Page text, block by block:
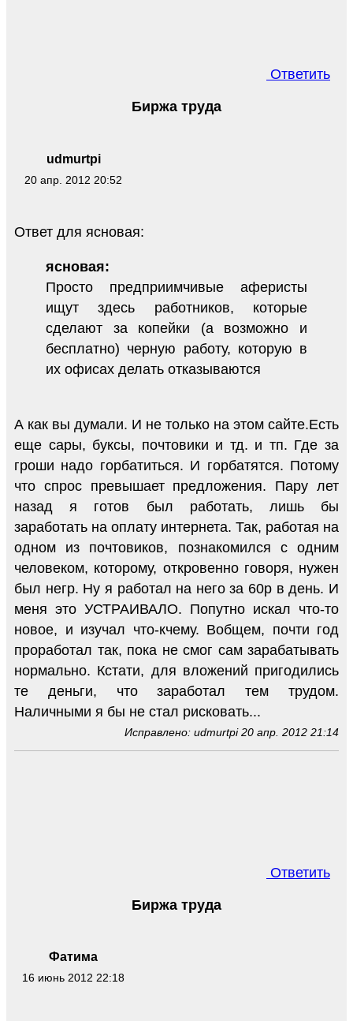
Ответить
udmurtpi
20 апр. 2012 20:52
Биржа труда
Ответ для ясновая:
ясновая:
Просто предприимчивые аферисты
ищут здесь работников, которые
сделают за копейки (а возможно и
бесплатно) черную работу, которую в
их офисах делать отказываются
А как вы думали. И не только на этом сайте.Есть
еще сары, буксы, почтовики и тд. и тп. Где за
гроши надо горбатиться. И горбатятся. Потому
что спрос превышает предложения. Пару лет
назад я готов был работать, лишь бы
заработать на оплату интернета. Так, работая на
одном из почтовиков, познакомился с одним
человеком, которому, откровенно говоря, нужен
был негр. Ну я работал на него за 60р в день. И
меня это УСТРАИВАЛО. Попутно искал что-то
новое, и изучал что-кчему. Вобщем, почти год
проработал так, пока не смог сам зарабатывать
нормально. Кстати, для вложений пригодились
те деньги, что заработал тем трудом.
Наличными я бы не стал рисковать...
Исправлено: udmurtpi 20 апр. 2012 21:14
Ответить
Фатима
16 июнь 2012 22:18
Биржа труда